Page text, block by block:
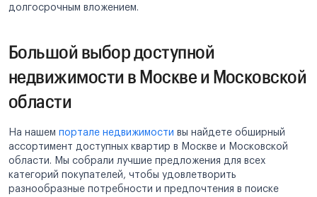
долгосрочным вложением.
Большой выбор доступной
недвижимости в Москве и Московской
области
На нашем портале недвижимости вы найдете обширный
ассортимент доступных квартир в Москве и Московской
области. Мы собрали лучшие предложения для всех
категорий покупателей, чтобы удовлетворить
разнообразные потребности и предпочтения в поиске